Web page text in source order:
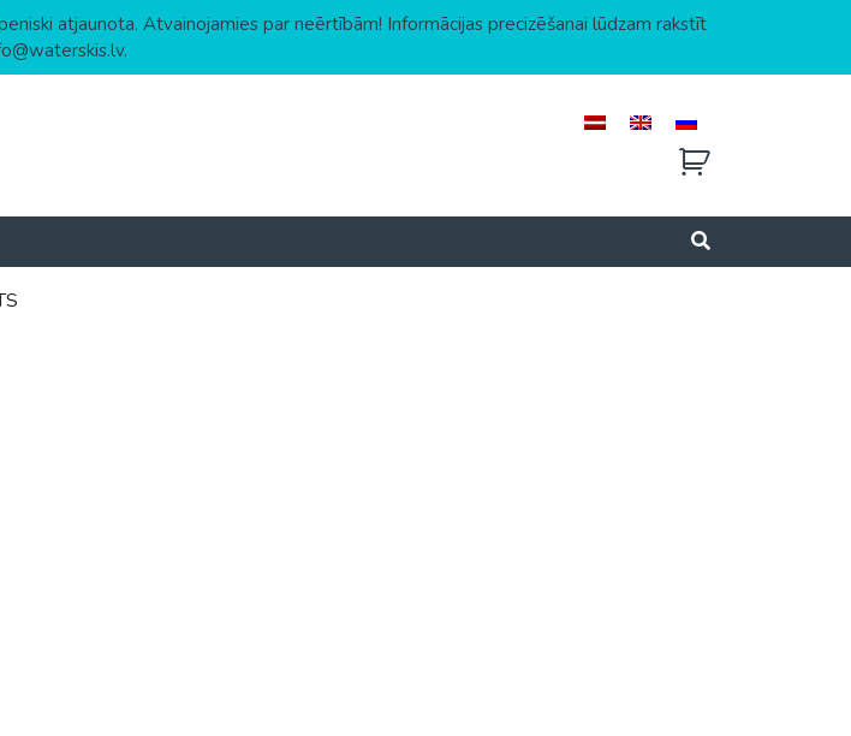
atjaunota. Atvainojamies par neērtībām! Informācijas precizēšanai lūdzam rakstīt